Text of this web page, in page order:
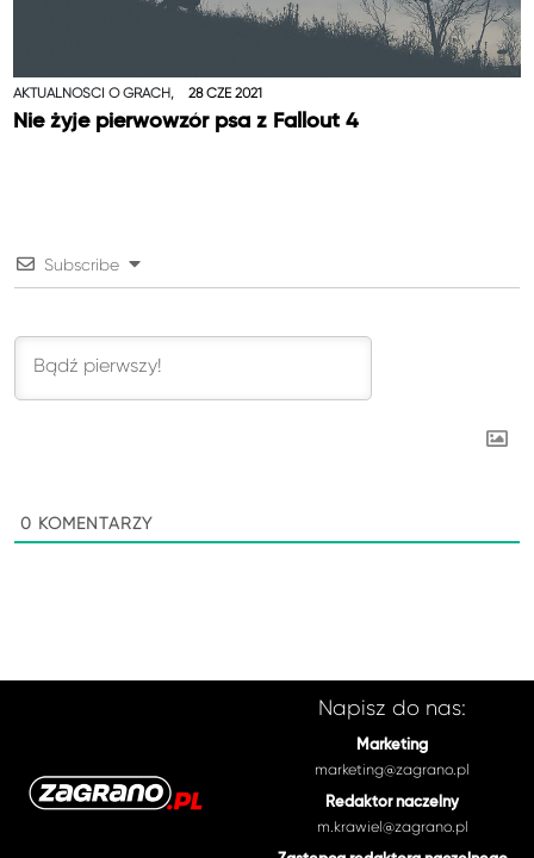
AKTUALNOŚCI O GRACH, 28 CZE 2021
Nie żyje pierwowzór psa z Fallout 4
Subscribe
0 KOMENTARZY
Napisz do nas:
Marketing
marketing@zagrano.pl
Redaktor naczelny
m.krawiel@zagrano.pl